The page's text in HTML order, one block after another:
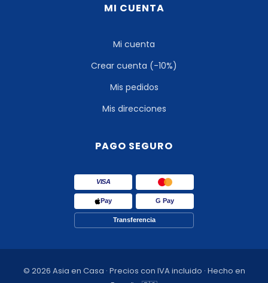
MI CUENTA
Mi cuenta
Crear cuenta (-10%)
Mis pedidos
Mis direcciones
PAGO SEGURO
VISA
Pay G Pay
Transferencia
© 2026 Asia en Casa · Precios con IVA incluido · Hecho en